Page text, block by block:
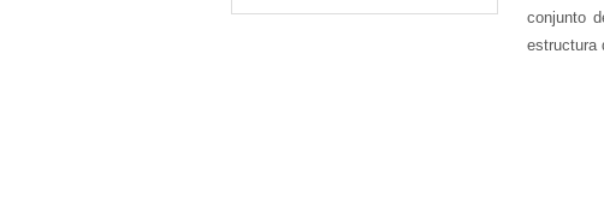
conjunto
estructura